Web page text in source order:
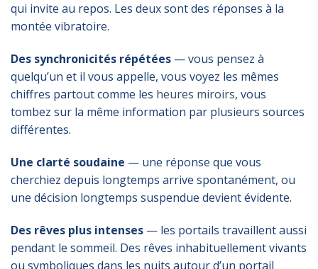
qui invite au repos. Les deux sont des réponses à la
montée vibratoire.
Des synchronicités répétées — vous pensez à
quelqu’un et il vous appelle, vous voyez les mêmes
chiffres partout comme les heures miroirs, vous
tombez sur la même information par plusieurs sources
différentes.
Une clarté soudaine — une réponse que vous
cherchiez depuis longtemps arrive spontanément, ou
une décision longtemps suspendue devient évidente.
Des rêves plus intenses — les portails travaillent aussi
pendant le sommeil. Des rêves inhabituellement vivants
ou symboliques dans les nuits autour d’un portail